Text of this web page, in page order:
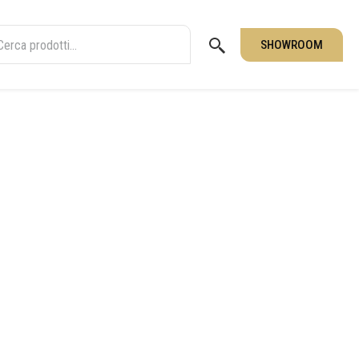
SHOWROOM